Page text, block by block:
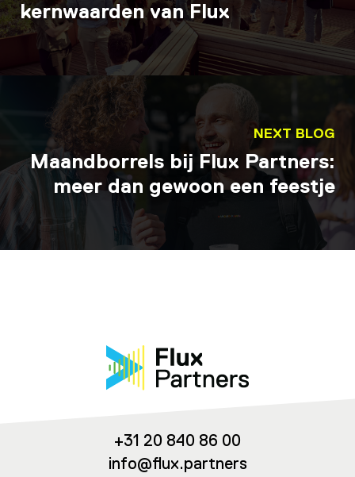
kernwaarden van Flux
NEXT BLOG
Maandborrels bij Flux Partners:
meer dan gewoon een feestje
+31 20 840 86 00
info@flux.partners